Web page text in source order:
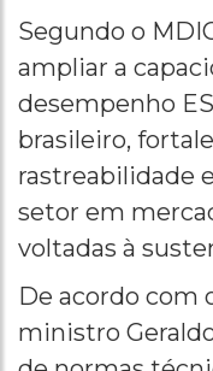
Segundo o
ampliar a
desempenho
brasileiro,
rastreabilidade
setor em
voltadas à
De acordo com
ministro